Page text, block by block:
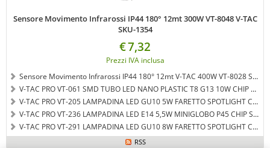
Sensore Movimento Infrarossi IP44 180° 12mt 300W VT-8048 V-TAC
SKU-1354
€7,32
Prezzi IVA inclusa
Sensore Movimento Infrarossi IP44 180° 12mt V-TAC 400W VT-8028 SKU-5088
V-TAC PRO VT-061 SMD TUBO LED NANO PLASTIC T8 G13 10W CHIP SAMSUNG LAMPADINA 60CM - LUCE BIANCO NATURALE - SKU 651
V-TAC PRO VT-205 LAMPADINA LED GU10 5W FARETTO SPOTLIGHT CHIP SAMSUNG 110° - COLORE BIANCO CALDO SKU 201
V-TAC PRO VT-236 LAMPADINA LED E14 5,5W MINIGLOBO P45 CHIP SAMSUNG - LUCE BIANCO NATURALE - SKU 169
V-TAC PRO VT-291 LAMPADINA LED GU10 8W FARETTO SPOTLIGHT CHIP SAMSUNG 38° - BIANCO NATURALE - SKU 876
RSS